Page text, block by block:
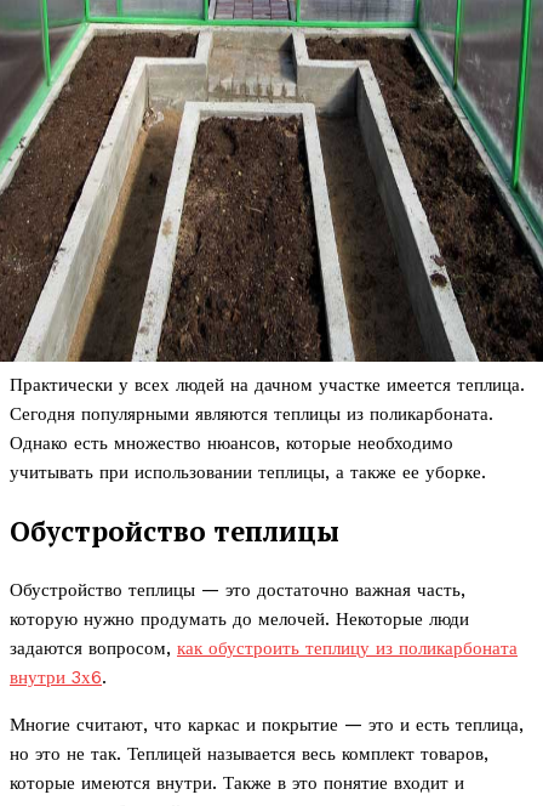
Практически у всех людей на дачном участке имеется теплица.
Сегодня популярными являются теплицы из поликарбоната.
Однако есть множество нюансов, которые необходимо
учитывать при использовании теплицы, а также ее уборке.
Обустройство теплицы
Обустройство теплицы — это достаточно важная часть,
которую нужно продумать до мелочей. Некоторые люди
задаются вопросом, как обустроить теплицу из поликарбоната
внутри 3х6.
Многие считают, что каркас и покрытие — это и есть теплица,
но это не так. Теплицей называется весь комплект товаров,
которые имеются внутри. Также в это понятие входит и